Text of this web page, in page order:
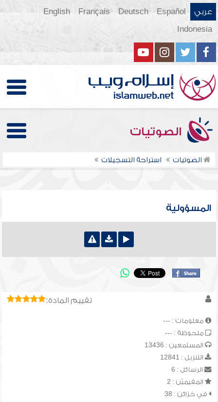
عربي Español
Deutsch
Français
English
Indonesia
الصوتيات
الصوتيات استراحة التسجيلات
المسؤولية
تقييم المادة:
معلومات : ---
ملحوظة : ---
المستمعين : 13436
التنزيل : 12841
الرسائل : 6
المقيميّن : 2
في خزائن : 38